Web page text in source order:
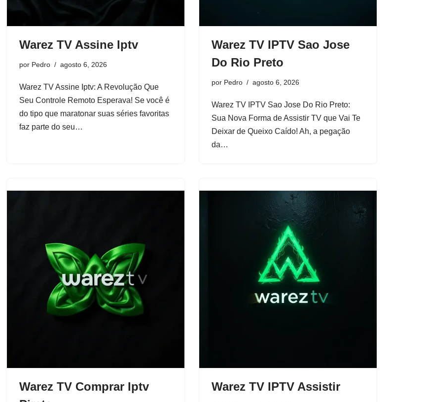
Warez TV Assine Iptv
por Pedro agosto 6, 2026
Warez TV Assine Iptv: A Revolução Que
Seu Controle Remoto Esperava! Se você é
do tipo que maratonar suas séries favoritas
faz parte do seu…
Warez TV IPTV Sao Jose
Do Rio Preto
por Pedro agosto 6, 2026
Warez TV IPTV Sao Jose Do Rio Preto:
Sua Nova Forma de Assistir TV que Vai Te
Deixar de Queixo Caído! Ah, a pegação
da…
Warez TV Comprar Iptv
Warez TV IPTV Assistir